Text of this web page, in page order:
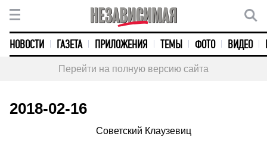
НОВОСТИ ГАЗЕТА ПРИЛОЖЕНИЯ ТЕМЫ ФОТО ВИДЕО
Перейти на полную версию сайта
2018-02-16
Советский Клаузевиц